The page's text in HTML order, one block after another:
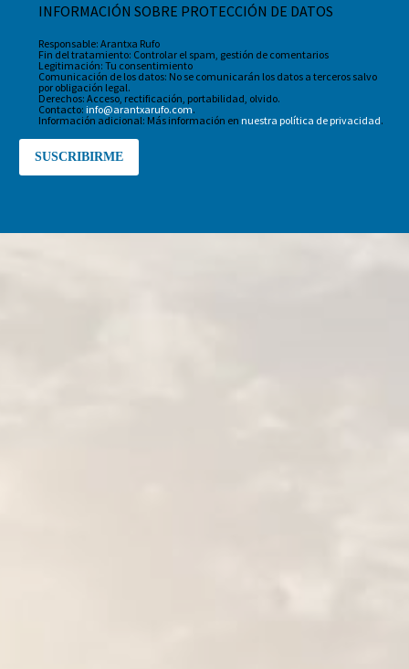
INFORMACIÓN SOBRE PROTECCIÓN DE DATOS
Responsable: Arantxa Rufo
Fin del tratamiento: Controlar el spam, gestión de comentarios
Legitimación: Tu consentimiento
Comunicación de los datos: No se comunicarán los datos a terceros salvo
por obligación legal.
Derechos: Acceso, rectificación, portabilidad, olvido.
Contacto: info@arantxarufo.com.
Información adicional: Más información en nuestra política de privacidad.